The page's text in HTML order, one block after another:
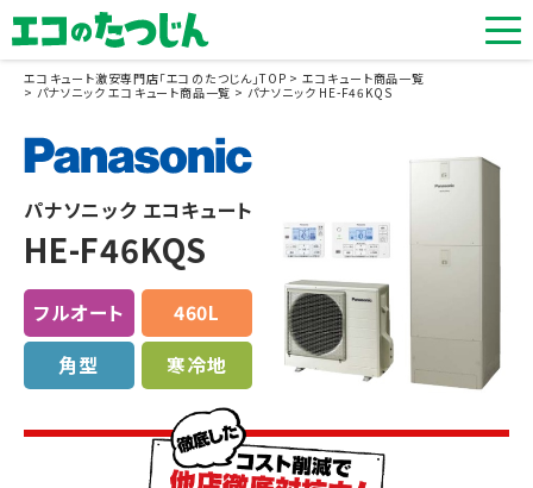
エコキュート激安専門店「エコのたつじん」TOP
エコキュート商品一覧
パナソニック エコキュート商品一覧
パナソニック HE-F46KQS
パナソニック エコキュート
HE-F46KQS
フルオート
460L
角型
寒冷地